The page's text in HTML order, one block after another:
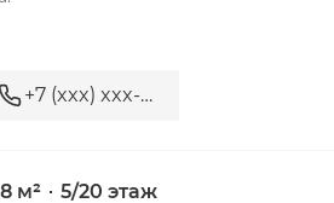
рядом
+7 (xxx) xxx-xx-xx
м² 5/20 этаж